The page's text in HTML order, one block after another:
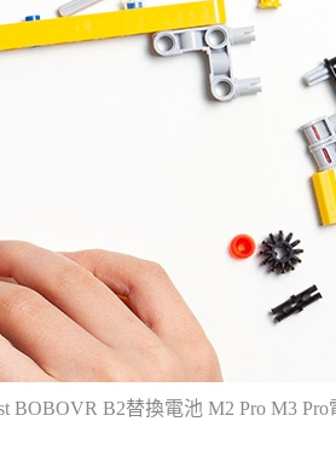
BOBOVR B2替換電池 M2 Pro M3